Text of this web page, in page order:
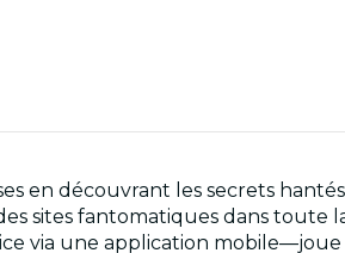
en découvrant les secrets
sites fantomatiques dans toute
via une application